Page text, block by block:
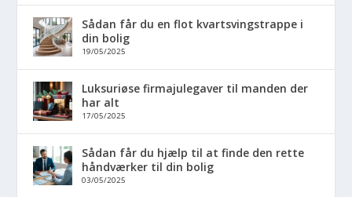
Sådan får du en flot kvartsvingstrappe i
din bolig
19/05/2025
Luksuriøse firmajulegaver til manden der
har alt
17/05/2025
Sådan får du hjælp til at finde den rette
håndværker til din bolig
03/05/2025